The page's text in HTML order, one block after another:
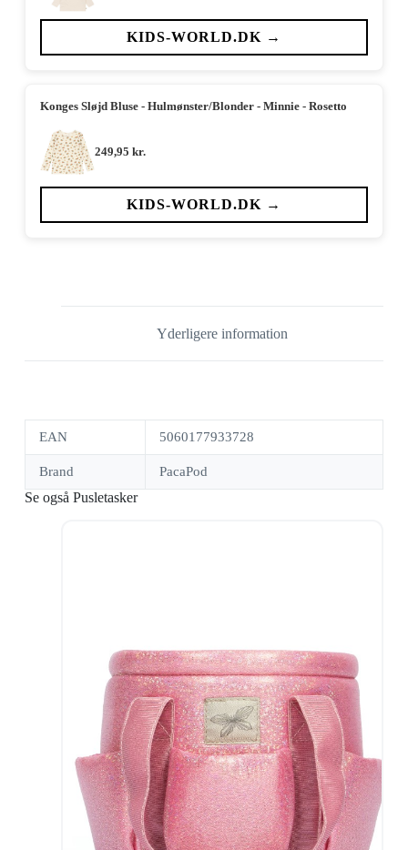
KIDS-WORLD.DK →
Konges Sløjd Bluse - Hulmønster/Blonder - Minnie - Rosetto
249,95 kr.
KIDS-WORLD.DK →
Yderligere information
EAN 5060177933728
Brand PacaPod
Se også Pusletasker